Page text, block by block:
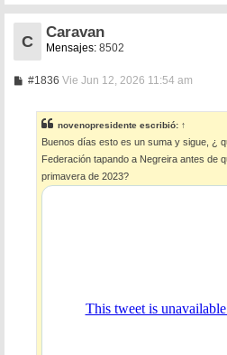
C
Caravan
Mensajes: 8502
#1836M
a
j
e
Vie Jun 12, 2026 11:54 am
novenopresidente escribió: ↑
Buenos días esto es un suma y sigue, ¿
Federación tapando a Negreira antes de
primavera de 2023?